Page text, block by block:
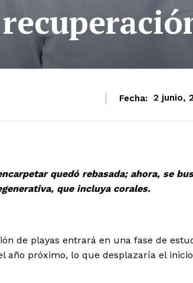
Fecha: 2 junio,
quedó rebasada; ahora, se
que incluya corales.
de playas entrará en una fase de
año próximo, lo que desplazaría el